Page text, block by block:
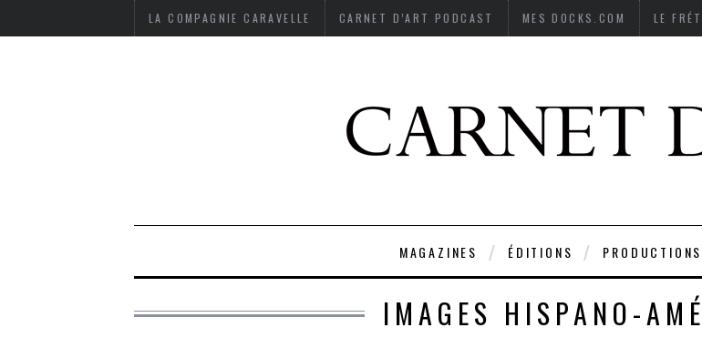
LA COMPAGNIE CARAVELLE CARNET D’ART PODCAST MES DOCKS.COM LE
MAGAZINES ÉDITIONS PRODUCTIONS
IMAGES HISPANO-